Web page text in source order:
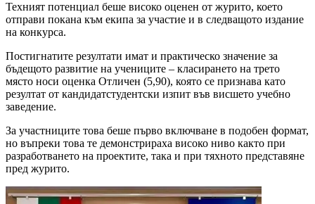
Техният потенциал беше високо оценен от журито, което
отправи покана към екипа за участие и в следващото издание
на конкурса.
Постигнатите резултати имат и практическо значение за
бъдещото развитие на учениците – класирането на трето
място носи оценка Отличен (5,90), която се признава като
резултат от кандидатстудентски изпит във висшето учебно
заведение.
За участниците това беше първо включване в подобен формат,
но въпреки това те демонстрираха високо ниво както при
разработването на проектите, така и при тяхното представяне
пред журито.